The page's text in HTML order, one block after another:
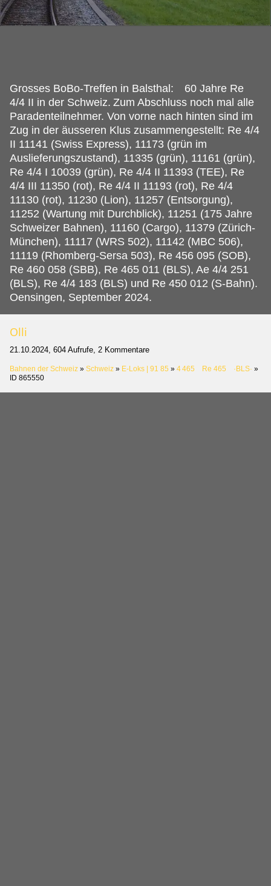
Grosses BoBo-Treffen in Balsthal: 60 Jahre Re
4/4 II in der Schweiz. Zum Abschluss noch mal alle
Paradenteilnehmer. Von vorne nach hinten sind im
Zug in der äusseren Klus zusammengestellt: Re 4/4
II 11141 (Swiss Express), 11173 (grün im
Auslieferungszustand), 11335 (grün), 11161 (grün),
Re 4/4 I 10039 (grün), Re 4/4 II 11393 (TEE), Re
4/4 III 11350 (rot), Re 4/4 II 11193 (rot), Re 4/4
11130 (rot), 11230 (Lion), 11257 (Entsorgung),
11252 (Wartung mit Durchblick), 11251 (175 Jahre
Schweizer Bahnen), 11160 (Cargo), 11379 (Zürich-
München), 11117 (WRS 502), 11142 (MBC 506),
11119 (Rhomberg-Sersa 503), Re 456 095 (SOB),
Re 460 058 (SBB), Re 465 011 (BLS), Ae 4/4 251
(BLS), Re 4/4 183 (BLS) und Re 450 012 (S-Bahn).
Oensingen, September 2024.
Olli
21.10.2024, 604 Aufrufe, 2 Kommentare
Bahnen der Schweiz » Schweiz » E-Loks | 91 85 » 4 465 Re 465 ·BLS· »
ID 865550